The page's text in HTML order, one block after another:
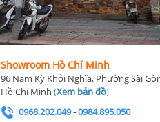
Showroom Hồ Chí Minh
96 Nam Kỳ Khởi Nghĩa, Phường Sài
Hồ Chí Minh(Xem bản đồ)
0968.202.049-0984.895.050